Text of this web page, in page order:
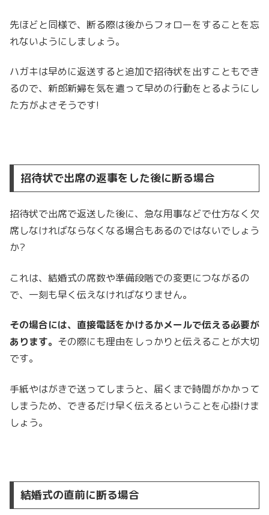
先ほどと同様で、断る際は後からフォローをすることを忘
れないようにしましょう。
ハガキは早めに返送すると追加で招待状を出すこともでき
るので、新郎新婦を気を遣って早めの行動をとるようにし
た方がよさそうです!
招待状で出席の返事をした後に断る場合
招待状で出席で返送した後に、急な用事などで仕方なく欠
席しなければならなくなる場合もあるのではないでしょう
か?
これは、結婚式の席数や準備段階での変更につながるの
で、一刻も早く伝えなければなりません。
その場合には、直接電話をかけるかメールで伝える必要が
あります。 その際にも理由をしっかりと伝えることが大切
です。
手紙やはがきで送ってしまうと、届くまで時間がかかって
しまうため、できるだけ早く伝えるということを心掛けま
しょう。
結婚式の直前に断る場合